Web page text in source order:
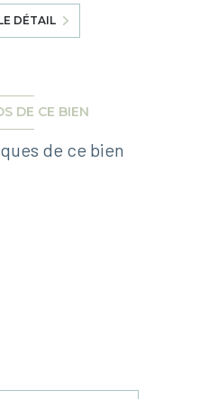
DÉTAIL
DE CE BIEN
de ce bien